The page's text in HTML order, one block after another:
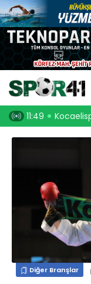
Biga ile anlaştı 11:30
Diğer Branşlar